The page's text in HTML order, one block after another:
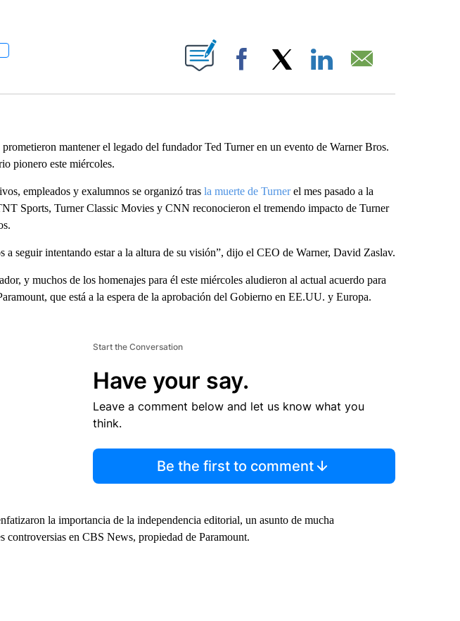
"" TO RECEIVE NOTIFICATIONS ABOUT NEW PAGES ON "".
Facebook
mantener el legado del fundador Ted Turner en un evento de Warner Bros.
pionero este miércoles.
empleados y exalumnos se organizó trasla muerte de Turnerel mes pasado a la
Sports, Turner Classic Movies y CNN reconocieron el tremendo impacto de Turner
a seguir intentando estar a la altura de su visión”, dijo el CEO de Warner, David Zaslav.
y muchos de los homenajes para él este miércoles aludieron al actual acuerdo para
que está a la espera de la aprobación del Gobierno en EE.UU. y Europa.
Start the Conversation
Have your say.
Leave a comment below and let us know what you
think.
Be the first to comment
la importancia de la independencia editorial, un asunto de mucha
controversias en CBS News, propiedad de Paramount.